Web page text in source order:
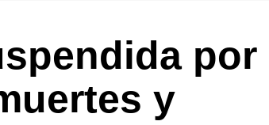
por
y